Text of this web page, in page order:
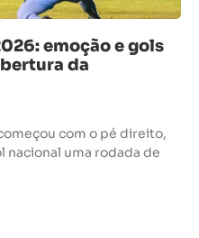
emoção e gols
da
com o pé direito,
nacional uma rodada de